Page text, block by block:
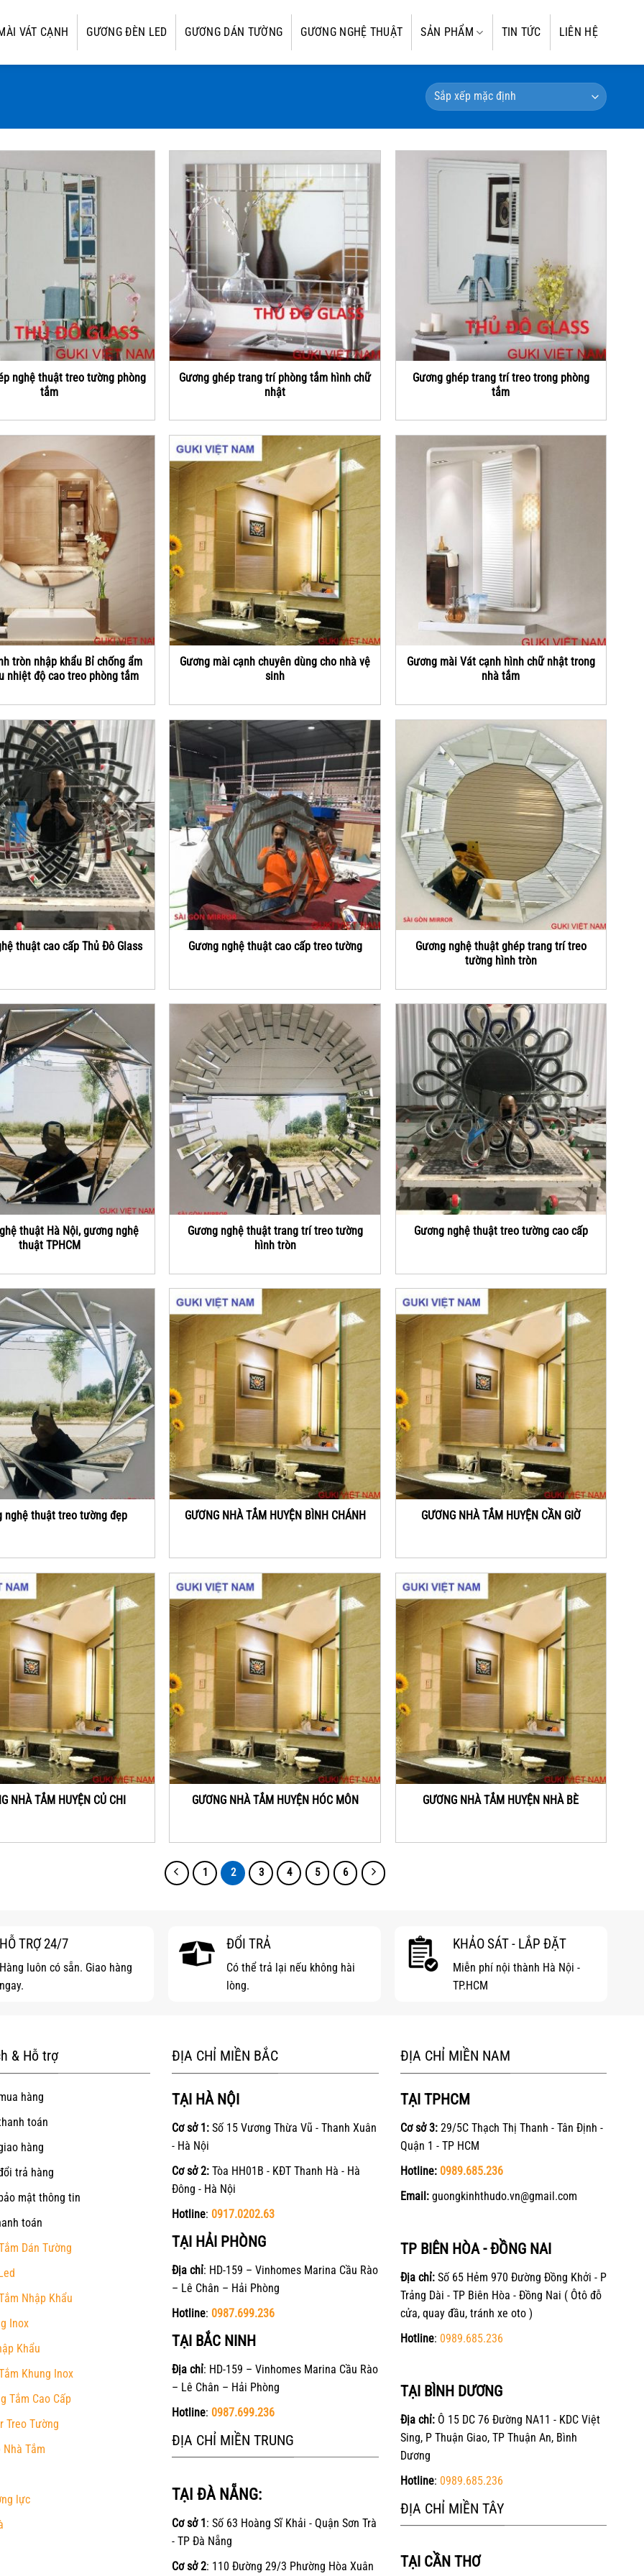
VÁT CẠNH GƯƠNG ĐÈN LED GƯƠNG DÁN TƯỜNG GƯƠNG NGHỆ THUẬT SẢN PHẨM TIN TỨC LIÊN HỆ
nghệ thuật treo tường phòng
tắm
Gương ghép trang trí phòng tắm hình chữ
nhật
Gương ghép trang trí treo trong phòng
tắm
tròn nhập khẩu Bỉ chống ẩm
nhiệt độ cao treo phòng tắm
Gương mài cạnh chuyên dùng cho nhà vệ
sinh
Gương mài Vát cạnh hình chữ nhật trong
nhà tắm
thuật cao cấp Thủ Đô Glass Gương nghệ thuật cao cấp treo tường
Gương nghệ thuật ghép trang trí treo
tường hình tròn
thuật Hà Nội, gương nghệ
thuật TPHCM
Gương nghệ thuật trang trí treo tường
hình tròn
Gương nghệ thuật treo tường cao cấp
nghệ thuật treo tường đẹp GƯƠNG NHÀ TẮM HUYỆN BÌNH CHÁNH GƯƠNG NHÀ TẮM HUYỆN CẦN GIỜ
NHÀ TẮM HUYỆN CỦ CHI GƯƠNG NHÀ TẮM HUYỆN HÓC MÔN GƯƠNG NHÀ TẮM HUYỆN NHÀ BÈ
1 2 3 4 5 6
HỖ TRỢ 24/7
Hàng luôn có sẵn. Giao hàng
ngay.
ĐỔI TRẢ
Có thể trả lại nếu không hài
lòng.
KHẢO SÁT - LẮP ĐẶT
Miễn phí nội thành Hà Nội -
TP.HCM
& Hỗ trợ
hàng
toán
hàng
trả hàng
mật thông tin
toán
Dán Tường
Nhập Khẩu
Inox
Khẩu
Khung Inox
Tắm Cao Cấp
Treo Tường
Nhà Tắm
lực
ĐỊA CHỈ MIỀN BẮC
TẠI HÀ NỘI
Cơ sở 1: Số 15 Vương Thừa Vũ - Thanh Xuân
- Hà Nội
Cơ sở 2: Tòa HH01B - KĐT Thanh Hà - Hà
Đông - Hà Nội
Hotline: 0917.0202.63
TẠI HẢI PHÒNG
Địa chỉ: HD-159 – Vinhomes Marina Cầu Rào
– Lê Chân – Hải Phòng
Hotline: 0987.699.236
TẠI BẮC NINH
Địa chỉ: HD-159 – Vinhomes Marina Cầu Rào
– Lê Chân – Hải Phòng
Hotline: 0987.699.236
ĐỊA CHỈ MIỀN TRUNG
TẠI ĐÀ NẴNG:
Cơ sở 1: Số 63 Hoàng Sĩ Khải - Quận Sơn Trà
- TP Đà Nẵng
Cơ sở 2: 110 Đường 29/3 Phường Hòa Xuân
ĐỊA CHỈ MIỀN NAM
TẠI TPHCM
Cơ sở 3:29/5C Thạch Thị Thanh - Tân Định -
Quận 1 - TP HCM
Hotline: 0989.685.236
Email:guongkinhthudo.vn@gmail.com
TP BIÊN HÒA - ĐỒNG NAI
Địa chỉ:Số 65 Hẻm 970 Đường Đồng Khởi - P
Trảng Dài - TP Biên Hòa - Đồng Nai ( Ôtô đỗ
cửa, quay đầu, tránh xe oto )
Hotline: 0989.685.236
TẠI BÌNH DƯƠNG
Địa chỉ:Ô 15 DC 76 Đường NA11 - KDC Việt
Sing, P Thuận Giao, TP Thuận An, Bình
Dương
Hotline: 0989.685.236
ĐỊA CHỈ MIỀN TÂY
TẠI CẦN THƠ